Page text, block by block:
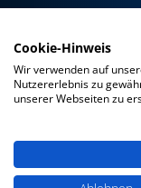
Datenschutz
Datenschutz
Cookie-Hinweis
Wir verwenden auf
Nutzererlebnis zu
unserer Webseiten zu